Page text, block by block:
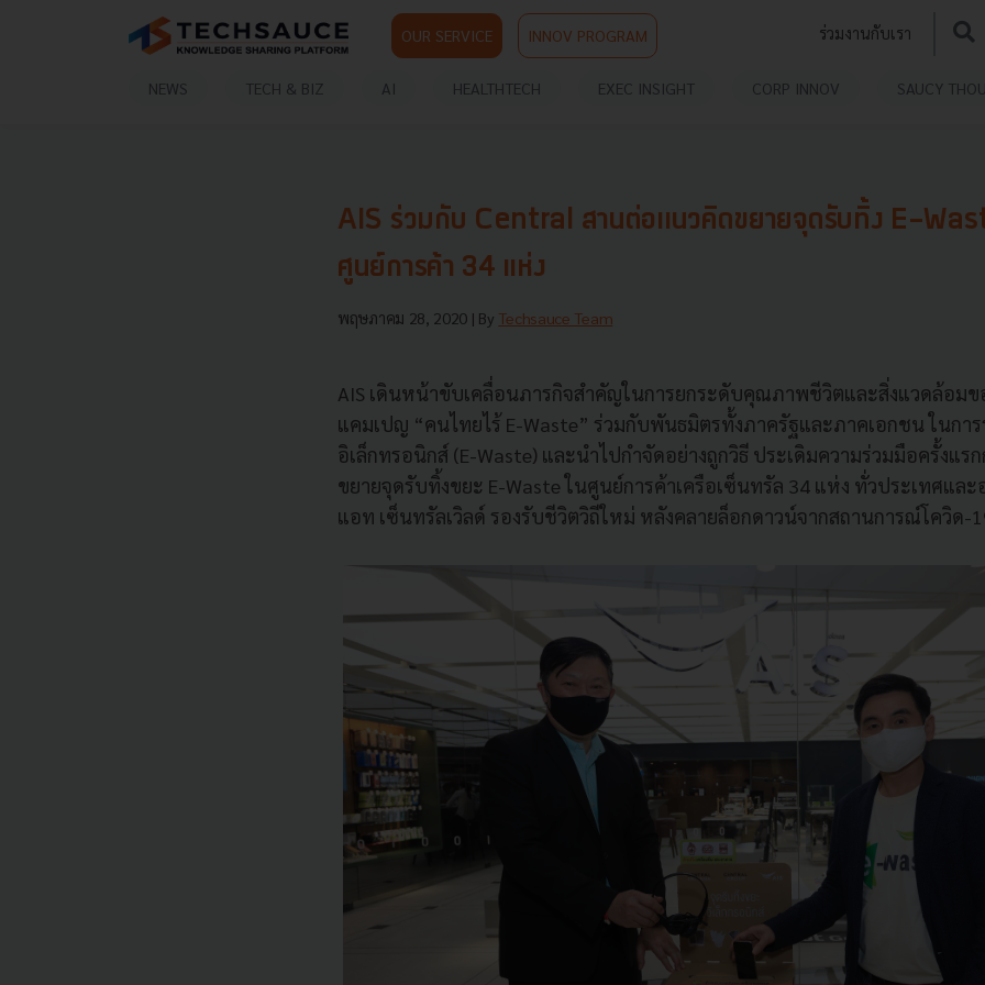
OUR SERVICE INNOV PROGRAM ร่วมงานกับเรา
NEWS TECH & BIZ AI HEALTHTECH EXEC INSIGHT CORP INNOV SAUCY
AIS ร่วมกับ Central สานต่อเเนวคิดขยายจุดรับทิ้ง E-
ศูนย์การค้า 34 แห่ง
พฤษภาคม 28, 2020 | By Techsauce Team
AIS เดินหน้าขับเคลื่อนภารกิจสำคัญในการยกระดับคุณภาพชีวิตและสิ่งแวดล้อมข
แคมเปญ “คนไทยไร้ E-Waste” ร่วมกับพันธมิตรทั้งภาครัฐและภาคเอกชน ในกา
อิเล็กทรอนิกส์ (E-Waste) และนำไปกำจัดอย่างถูกวิธี ประเดิมความร่วมมือครั้งแร
ขยายจุดรับทิ้งขยะ E-Waste ในศูนย์การค้าเครือเซ็นทรัล 34 แห่ง ทั่วประเทศแล
แอท เซ็นทรัลเวิลด์ รองรับชีวิตวิถีใหม่ หลังคลายล็อกดาวน์จากสถานการณ์โควิด-